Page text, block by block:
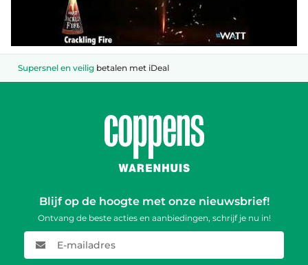
Supersnel en veilig betalen met iDeal
Blijf op de hoogte met onze nieuwsbrief!
Ontvang de beste acties en aanbiedingen, schrijf je nu in!
E-mailadres